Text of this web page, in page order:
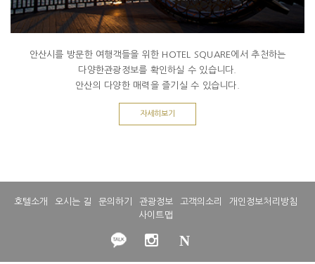
안산시를 방문한 여행객들을 위한 HOTEL SQUARE에서 추천하는
다양한관광정보를 확인하실 수 있습니다.
안산의 다양한 매력을 즐기실 수 있습니다.
자세히보기
호텔소개 오시는 길 문의하기 관광정보 고객의소리
개인정보처리방침
사이트맵
N